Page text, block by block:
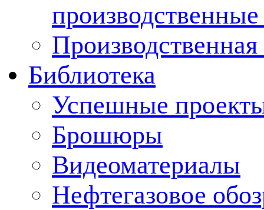
Производственная
Библиотека
Успешные
Брошюры
Видеоматериалы
Нефтегазовое